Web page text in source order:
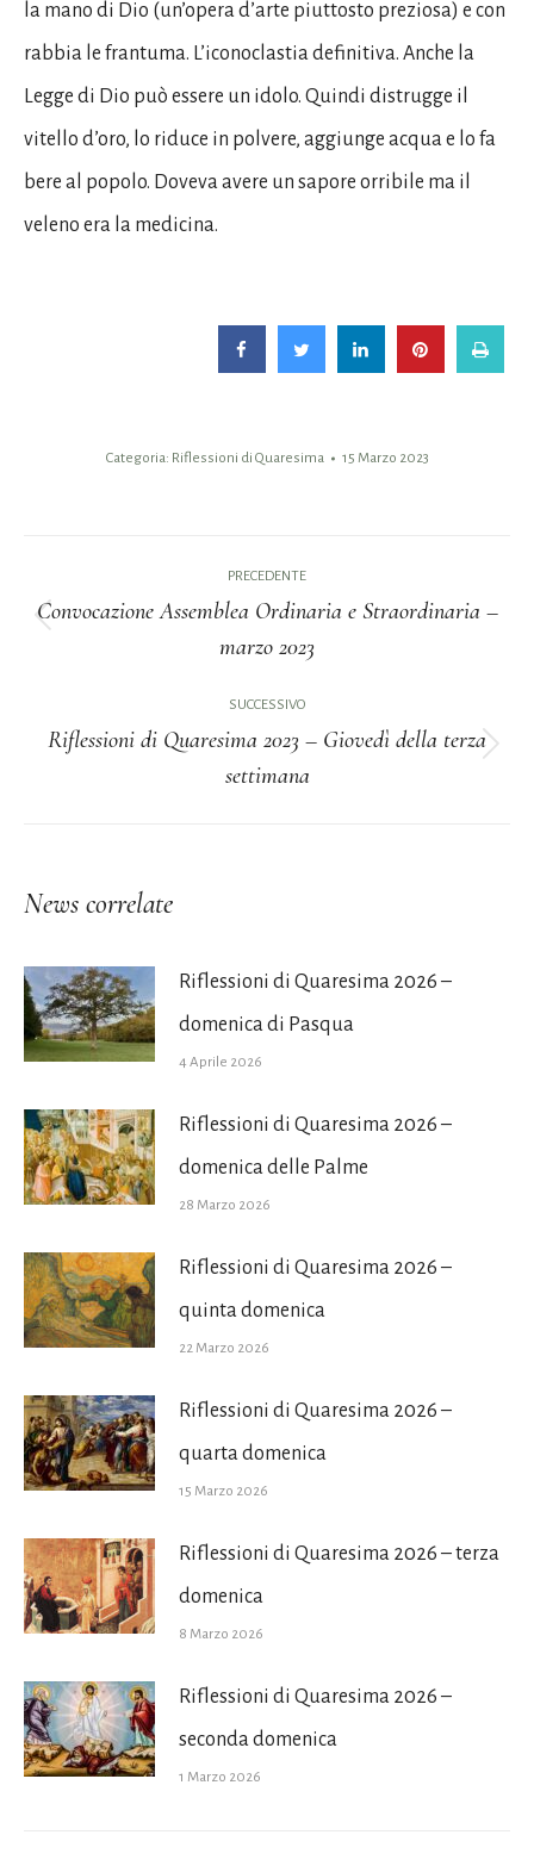
la mano di Dio (un’opera d’arte piuttosto preziosa) e con
rabbia le frantuma. L’iconoclastia definitiva. Anche la
Legge di Dio può essere un idolo. Quindi distrugge il
vitello d’oro, lo riduce in polvere, aggiunge acqua e lo fa
bere al popolo. Doveva avere un sapore orribile ma il
veleno era la medicina.
Categoria: Riflessioni di Quaresima 15 Marzo 2023
tra
post
PRECEDENTE
Convocazione Assemblea Ordinaria e Straordinaria –
marzo 2023
SUCCESSIVO
Riflessioni di Quaresima 2023 – Giovedì della terza
settimana
News correlate
Riflessioni di Quaresima 2026 –
domenica di Pasqua
4 Aprile 2026
Riflessioni di Quaresima 2026 –
domenica delle Palme
28 Marzo 2026
Riflessioni di Quaresima 2026 –
quinta domenica
22 Marzo 2026
Riflessioni di Quaresima 2026 –
quarta domenica
15 Marzo 2026
Riflessioni di Quaresima 2026 – terza
domenica
8 Marzo 2026
Riflessioni di Quaresima 2026 –
seconda domenica
1 Marzo 2026